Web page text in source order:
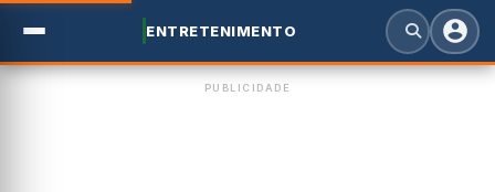
ENTRETENIMENTO
PUBLICIDADE